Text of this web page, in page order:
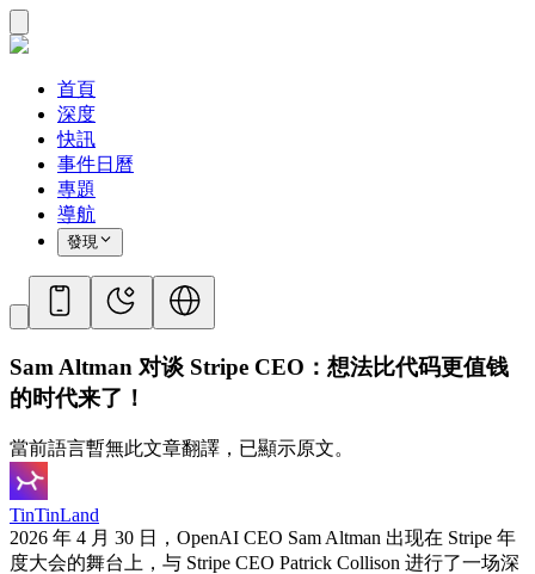
首頁
深度
快訊
事件日曆
專題
導航
發現
Sam Altman 对谈 Stripe CEO：想法比代码更值钱
的时代来了！
當前語言暫無此文章翻譯，已顯示原文。
TinTinLand
2026 年 4 月 30 日，OpenAI CEO Sam Altman 出现在 Stripe 年
度大会的舞台上，与 Stripe CEO Patrick Collison 进行了一场深